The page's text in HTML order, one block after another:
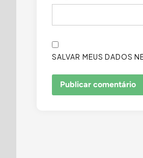
SALVAR MEUS DADOS